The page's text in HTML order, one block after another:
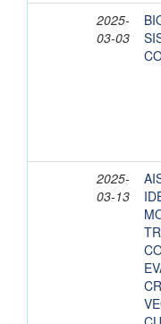
2025-
03-03
2025-
03-13